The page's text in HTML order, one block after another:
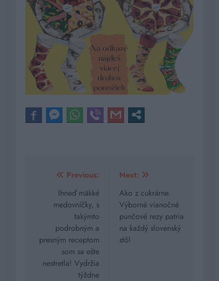
Navigácia
článku
Previous:
Ihneď mäkké
medovníčky, s
takýmto
podrobným a
presným receptom
som sa ešte
nestretla! Vydržia
týždne
Next:
Ako z cukrárne.
Výborné vianočné
punčové rezy patria
na každý slovenský
stôl